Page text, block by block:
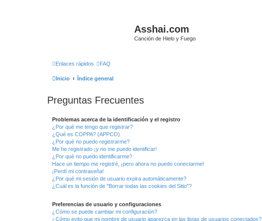
Asshai.com
Canción de Hielo y Fuego
Enlaces rápidos FAQ
Inicio Índice general
Preguntas Frecuentes
Problemas acerca de la identificación y el registro
¿Por qué me tengo que registrar?
¿Qué es COPPA? (APPCO)
¿Por qué no puedo registrarme?
Me he registrado ¡y no me puedo identificar!
¿Por qué no puedo identificarme?
Hace un tiempo me registré, ¡pero ahora no puedo conectarme!
¡Perdí mi contraseña!
¿Por qué mi sesión de usuario expira automáticamente?
¿Cuál es la función de "Borrar todas las cookies del Sitio"?
Preferencias de usuario y configuraciones
¿Cómo se puede cambiar mi configuración?
¿Cómo evito que mi nombre de usuario aparezca en las listas de usuarios conectados?